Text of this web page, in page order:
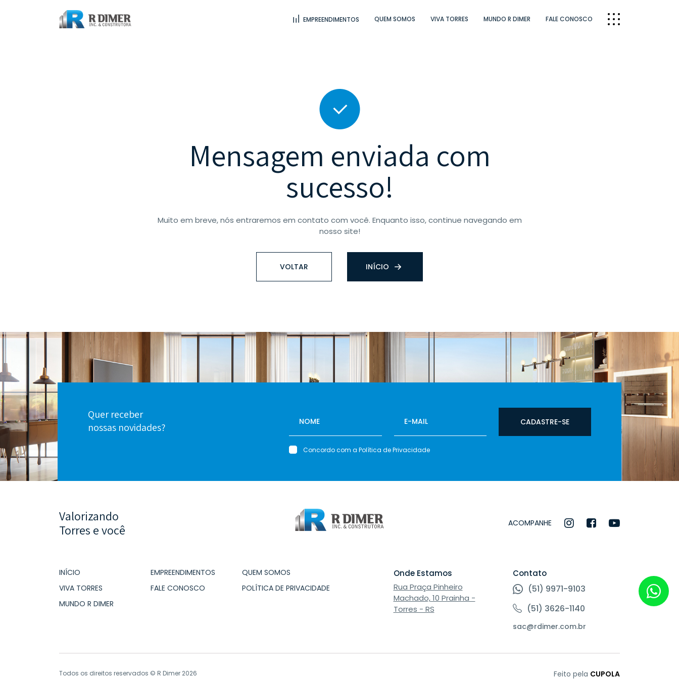
EMPREENDIMENTOS QUEM SOMOS VIVA TORRES MUNDO R DIMER FALE CONOSCO
Mensagem enviada com
sucesso!
Muito em breve, nós entraremos em contato com você. Enquanto isso, continue navegando em
nosso site!
VOLTAR INÍCIO
Quer receber
nossas novidades?
Concordo com aPolítica de Privacidade
CADASTRE-SE
Valorizando
Torres e você
ACOMPANHE
INÍCIO EMPREENDIMENTOS
QUEM SOMOS
VIVA TORRES
FALE CONOSCO
POLÍTICA DE PRIVACIDADE
MUNDO R DIMER
Onde Estamos
Rua Praça Pinheiro
Machado, 10 Prainha -
Torres - RS
Contato
(51) 9971-9103
(51) 3626-1140
sac@rdimer.com.br
Todos os direitos reservados © R Dimer 2026 Feito pela CUPOLA